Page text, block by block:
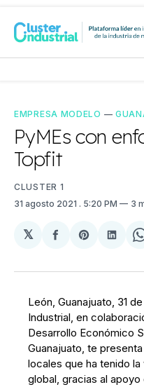
EMPRESA MODELO —
PyMEs con
Topfit
CLUSTER 1
31 agosto 2021 . 5:20 PM 3
𝕏
Compartir
Facebook
Share
Pinterest
León, Guanajuato, 31
Industrial, en
Desarrollo Económico
Guanajuato, te
locales que ha tenido
global, gracias al